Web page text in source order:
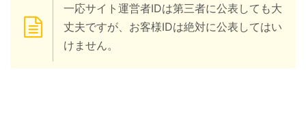
一応サイト運営者IDは第三者に公表しても大
丈夫ですが、お客様IDは絶対に公表してはい
けません。